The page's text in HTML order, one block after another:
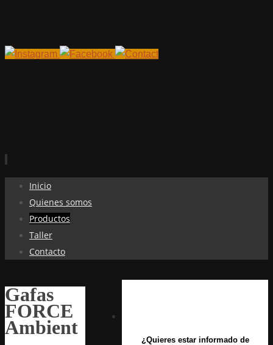
contenido
Inicio
Quienes somos
Productos
Taller
Contacto
Gafas
FORCE
Ambient
¿Quieres estar informado de